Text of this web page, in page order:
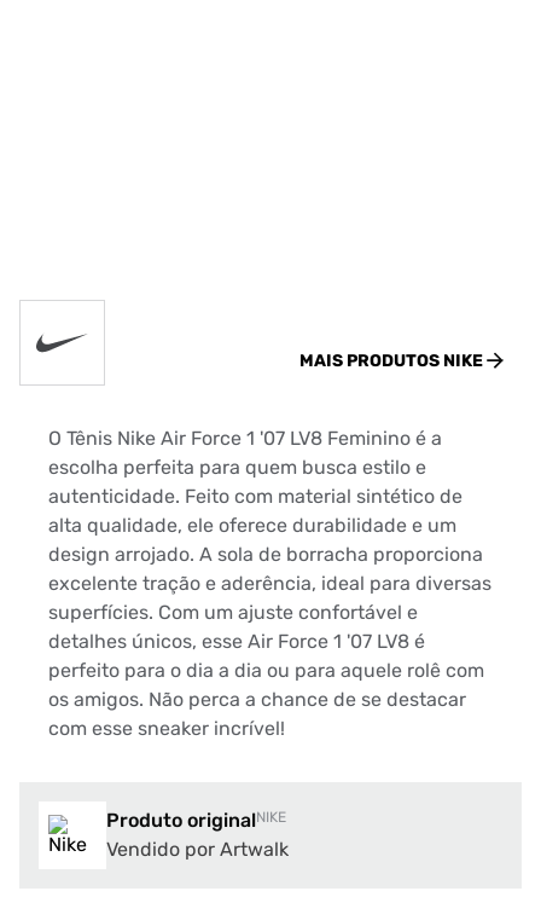
MAIS PRODUTOS NIKE
O Tênis Nike Air Force 1 '07 LV8 Feminino é a
escolha perfeita para quem busca estilo e
autenticidade. Feito com material sintético de
alta qualidade, ele oferece durabilidade e um
design arrojado. A sola de borracha proporciona
excelente tração e aderência, ideal para diversas
superfícies. Com um ajuste confortável e
detalhes únicos, esse Air Force 1 '07 LV8 é
perfeito para o dia a dia ou para aquele rolê com
os amigos. Não perca a chance de se destacar
com esse sneaker incrível!
Produto originalNIKE
Vendido por Artwalk